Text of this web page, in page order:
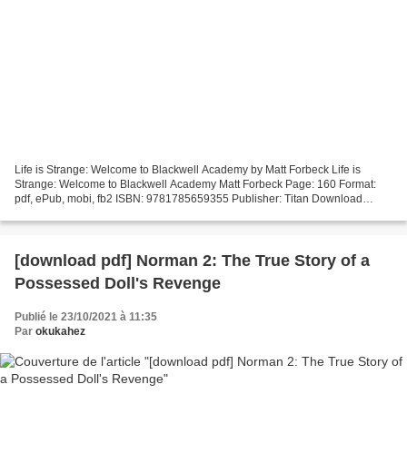
Life is Strange: Welcome to Blackwell Academy by Matt Forbeck Life is
Strange: Welcome to Blackwell Academy Matt Forbeck Page: 160 Format:
pdf, ePub, mobi, fb2 ISBN: 9781785659355 Publisher: Titan Download
[download pdf] Norman 2: The True Story of a
Possessed Doll's Revenge
Publié le 23/10/2021 à 11:35
Par okukahez